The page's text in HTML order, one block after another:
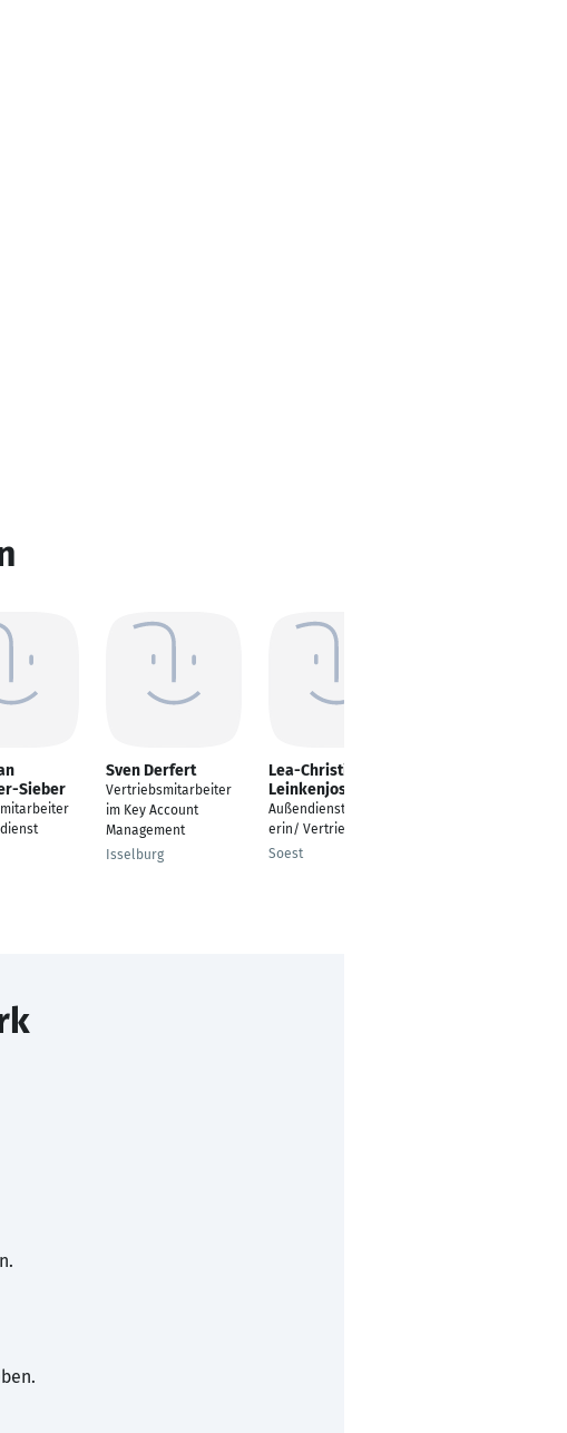
Sieber
Sven Derfert
Vertriebsmitarbeiter
im Key Account
Management
Isselburg
Lea-Christin
Leinkenjost
Außendienstmitarbeit
erin/ Vertrieb
Soest